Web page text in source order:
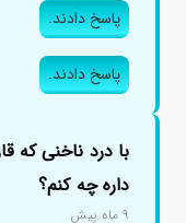
پاسخ دادند.
پاسخ دادند.
با درد ناخنی که
داره چه کنم؟
۹ ماه پیش